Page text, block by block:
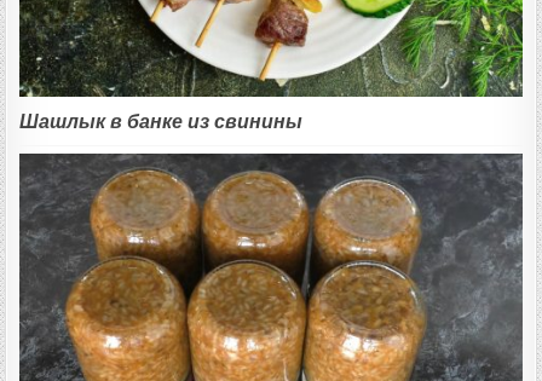
Шашлык в банке из свинины